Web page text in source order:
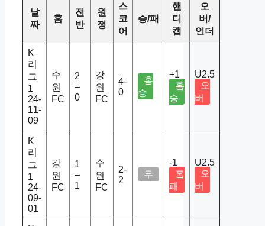
날
짜
홈
전
반
원
정
스
코
어
승/패
핸
디
캡
오
버/
언더
K
리
그
1
24-
11-
09
수
원
FC
2
–
0
강
원
FC
4-
0
홈
승
+1
홈
승
U2.5
오
버
K
리
그
1
24-
09-
01
강
원
FC
1
–
1
수
원
FC
2-
2
무
-1
홈
패
U2.5
오
버